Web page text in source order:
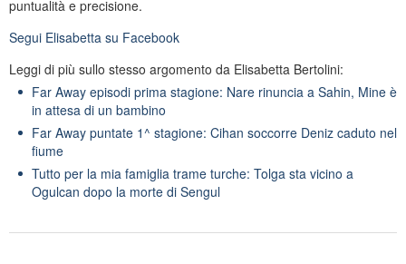
puntualità e precisione.
Segui Elisabetta su Facebook
Leggi di più sullo stesso argomento da Elisabetta Bertolini:
Far Away episodi prima stagione: Nare rinuncia a Sahin, Mine è
in attesa di un bambino
Far Away puntate 1^ stagione: Cihan soccorre Deniz caduto nel
fiume
Tutto per la mia famiglia trame turche: Tolga sta vicino a
Ogulcan dopo la morte di Sengul